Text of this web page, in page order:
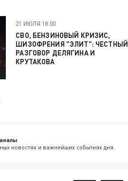
21 ИЮЛЯ 18:00
СВО, БЕНЗИНОВЫЙ КРИЗИС,
ШИЗОФРЕНИЯ "ЭЛИТ": ЧЕСТНЫЙ
РАЗГОВОР ДЕЛЯГИНА И
КРУТАКОВА
новостях и важнейших событиях дня.